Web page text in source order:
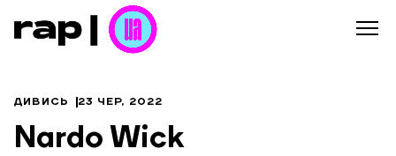
ДИВИСЬ 23 ЧЕР, 2022
Nardo Wick